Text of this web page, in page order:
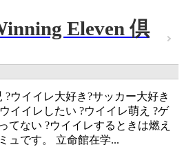
Eleven 倶
ウイイレ大好き?サッカー大好き
イイレしたい ?ウイイレ萌え ?ゲ
てない ?ウイイレするときは燃え
ュです。 立命館在学...